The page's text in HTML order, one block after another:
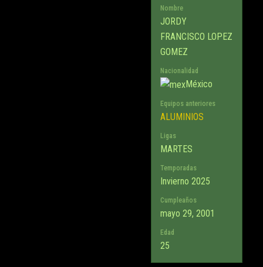
Nombre
JORDY
FRANCISCO LOPEZ
GOMEZ
Nacionalidad
México
Equipos anteriores
ALUMINIOS
Ligas
MARTES
Temporadas
Invierno 2025
Cumpleaños
mayo 29, 2001
Edad
25